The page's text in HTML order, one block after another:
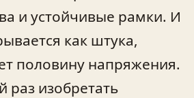
и устойчивые рамки. И
как штука,
половину напряжения.
раз изобретать